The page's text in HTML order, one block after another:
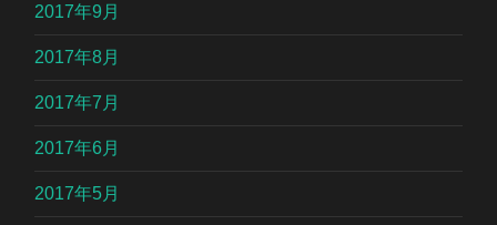
2017年9月
2017年8月
2017年7月
2017年6月
2017年5月